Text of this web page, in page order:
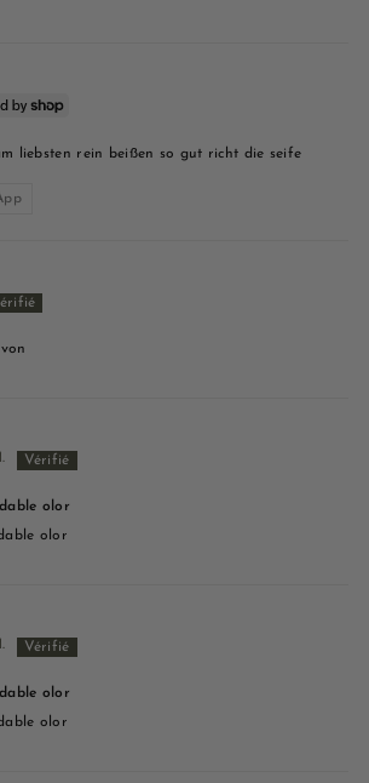
liebsten rein beißen so gut richt die seife
olor
olor
olor
olor